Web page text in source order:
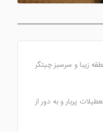
زیبا و سرسبز چیتگر
پربار و به دور از